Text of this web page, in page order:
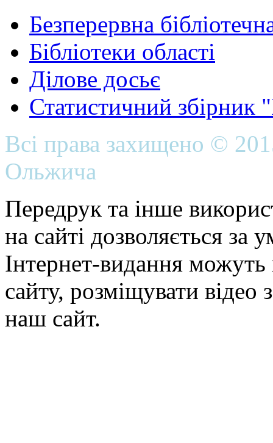
Безперервна
Бібліотеки області
Ділове досьє
Статистичний
Всі права захищено ©
Ольжича
Передрук та інше
на сайті дозволяється
Інтернет-видання можуть
сайту, розміщувати відео
наш сайт.